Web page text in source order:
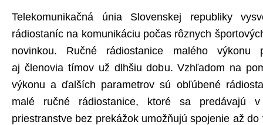
Telekomunikačná únia Slovenskej republiky
rádiostaníc na komunikáciu počas rôznych
novinkou. Ručné rádiostanice malého výkonu
aj členovia tímov už dlhšiu dobu. Vzhľadom na
výkonu a ďalších parametrov sú obľúbené
malé ručné rádiostanice, ktoré sa predávajú
priestranstve bez prekážok umožňujú spojenie až